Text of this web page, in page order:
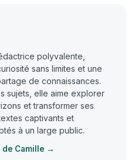
polyvalente,
sans limites et une
de connaissances.
sujets, elle aime explorer
et transformer ses
captivants et
à un large public.
Camille →